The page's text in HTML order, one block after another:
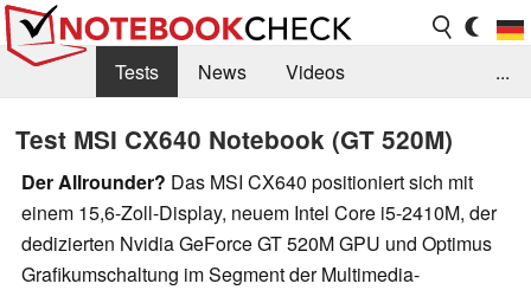
Tests News
Videos
Kaufberatung
Deals Suche
Jobs
Forum
...
Test MSI CX640 Notebook (GT 520M)
Der Allrounder? Das MSI CX640 positioniert sich mit
einem 15,6-Zoll-Display, neuem Intel Core i5-2410M, der
dedizierten Nvidia GeForce GT 520M GPU und Optimus
Grafikumschaltung im Segment der Multimedia-